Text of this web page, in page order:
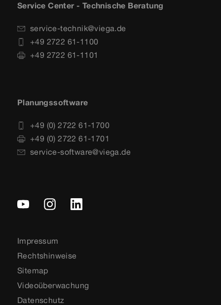
Service Center - Technische Beratung
service-technik@viega.de
+49 2722 61-1100
+49 2722 61-1101
Planungssoftware
+49 (0) 2722 61-1700
+49 (0) 2722 61-1701
service-software@viega.de
Impressum
Rechtshinweise
Sitemap
Videoüberwachung
Datenschutz